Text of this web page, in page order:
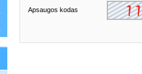
Apsaugos kodas